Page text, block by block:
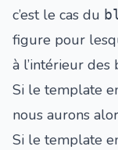
c’est le cas du
figure pour
à l’intérieur
Si le template
nous aurons
Si le template